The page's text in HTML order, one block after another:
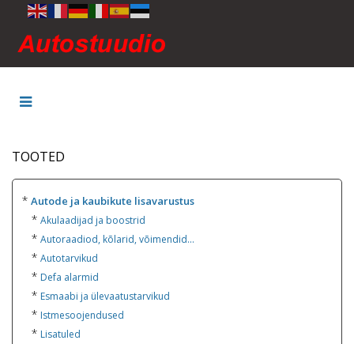
TOOTED
* Autode ja kaubikute lisavarustus
* Akulaadijad ja boostrid
* Autoraadiod, kõlarid, võimendid...
* Autotarvikud
* Defa alarmid
* Esmaabi ja ülevaatustarvikud
* Istmesoojendused
* Lisatuled